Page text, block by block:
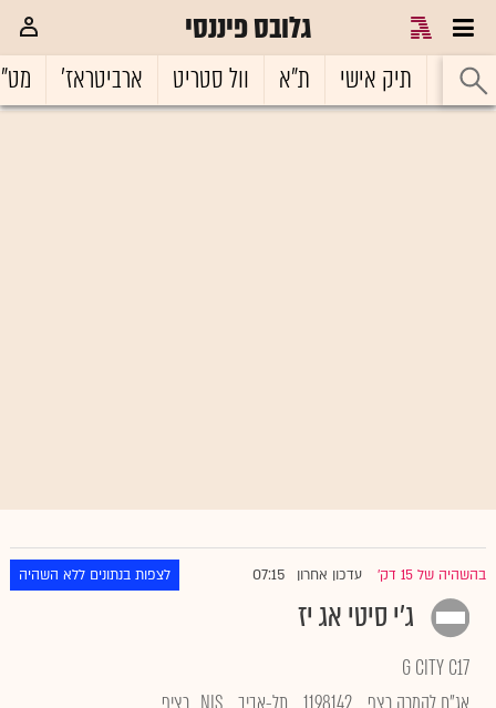
גלובס פיננסי
ראשי תיק אישי ת"א וול סטריט ארביטראז'
בהשהיה של 15 דק' עדכון אחרון 07:15 לצפות בנתונים ללא השהיה
ג'י סיטי אג יז
G CITY C17